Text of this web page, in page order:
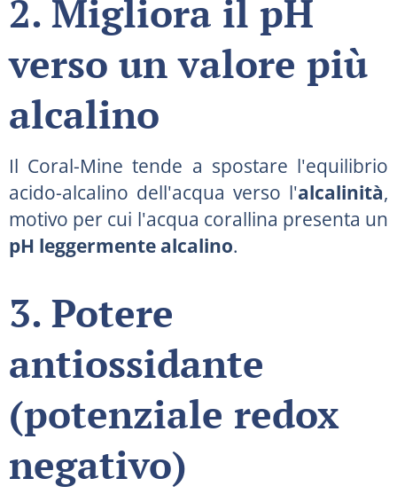
2. Migliora il pH
verso un valore più
alcalino
Il Coral-Mine tende a spostare l'equilibrio
acido-alcalino dell'acqua verso l'alcalinità,
motivo per cui l'acqua corallina presenta un
pH leggermente alcalino.
3. Potere
antiossidante
(potenziale redox
negativo)